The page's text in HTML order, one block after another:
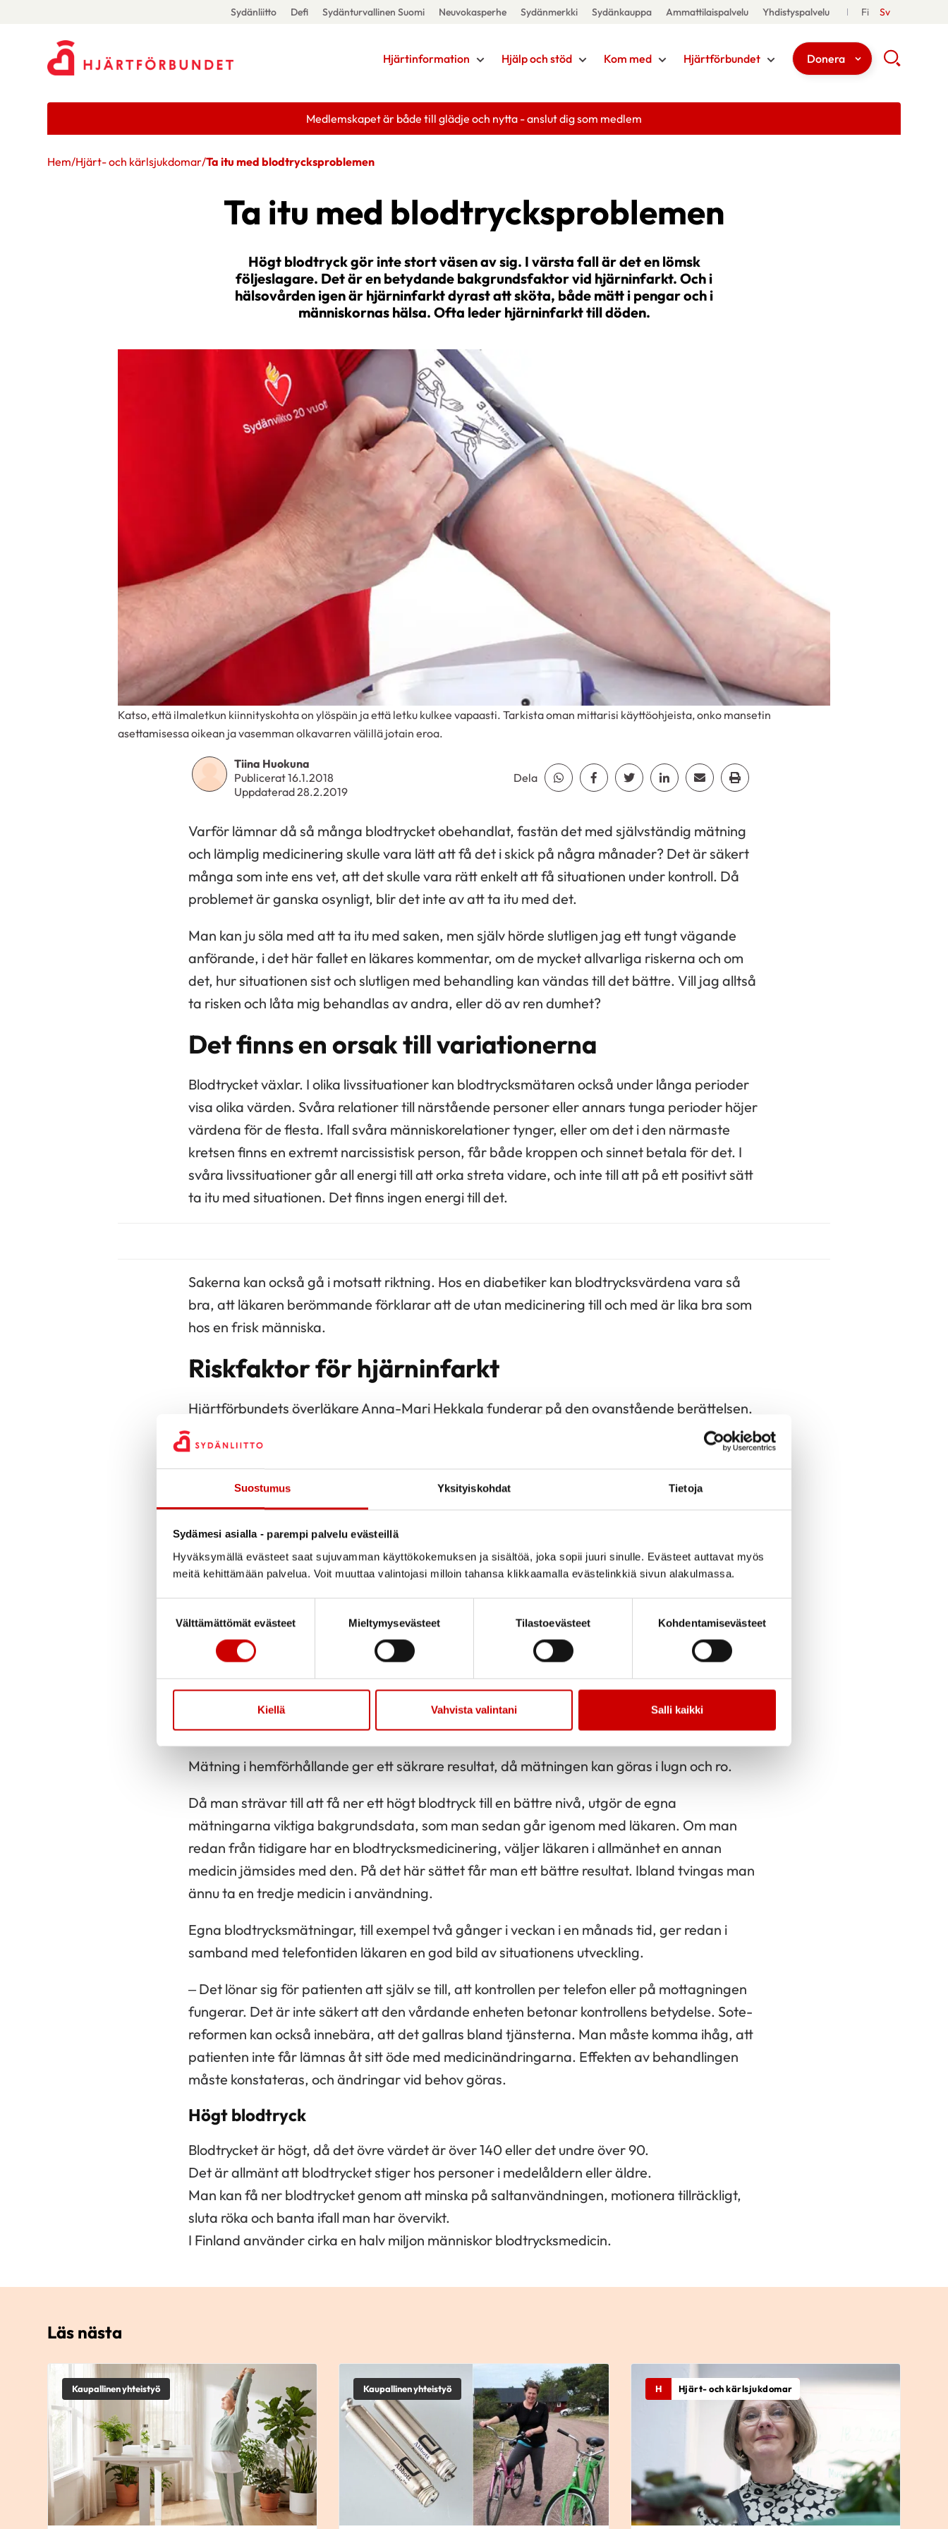
Suostumus Yksityiskohdat Tietoja
Sydämesi asialla - parempi palvelu evästeillä
Hyväksymällä evästeet saat sujuvamman käyttökokemuksen ja sisältöä, joka sopii juuri sinulle. Evästeet auttavat myös
meitä kehittämään palvelua. Voit muuttaa valintojasi milloin tahansa klikkaamalla evästelinkkiä sivun alakulmassa.
Välttämättömät evästeet
Mieltymysevästeet Tilastoevästeet Kohdentamisevästeet
Kiellä Vahvista valintani Salli kaikki
Sydänliitto Defi Sydänturvallinen Suomi Neuvokasperhe Sydänmerkki Sydänkauppa Ammattilaispalvelu Yhdistyspalvelu Fi Sv
Hjärtinformation Hjälp och stöd Kom med Hjärtförbundet Donera
Medlemskapet är både till glädje och nytta - anslut dig som medlem
Hem/Hjärt- och kärlsjukdomar/Ta itu med blodtrycksproblemen
Ta itu med blodtrycksproblemen
Högt blodtryck gör inte stort väsen av sig. I värsta fall är det en lömsk
följeslagare. Det är en betydande bakgrundsfaktor vid hjärninfarkt. Och i
hälsovården igen är hjärninfarkt dyrast att sköta, både mätt i pengar och i
människornas hälsa. Ofta leder hjärninfarkt till döden.
Tiina Huokuna
Publicerat 16.1.2018
Uppdaterad 28.2.2019
Dela Dela Whatsapp
Dela Facebook
Dela TwitterDela Linkedin
Dela EmailDela Print
Katso, että ilmaletkun kiinnityskohta on ylöspäin ja että letku kulkee vapaasti. Tarkista oman mittarisi käyttöohjeista, onko mansetin
asettamisessa oikean ja vasemman olkavarren välillä jotain eroa.
Varför lämnar då så många blodtrycket obehandlat, fastän det med självständig mätning
och lämplig medicinering skulle vara lätt att få det i skick på några månader? Det är säkert
många som inte ens vet, att det skulle vara rätt enkelt att få situationen under kontroll. Då
problemet är ganska osynligt, blir det inte av att ta itu med det.
Man kan ju söla med att ta itu med saken, men själv hörde slutligen jag ett tungt vägande
anförande, i det här fallet en läkares kommentar, om de mycket allvarliga riskerna och om
det, hur situationen sist och slutligen med behandling kan vändas till det bättre. Vill jag alltså
ta risken och låta mig behandlas av andra, eller dö av ren dumhet?
Det finns en orsak till variationerna
Blodtrycket växlar. I olika livssituationer kan blodtrycksmätaren också under långa perioder
visa olika värden. Svåra relationer till närstående personer eller annars tunga perioder höjer
värdena för de flesta. Ifall svåra människorelationer tynger, eller om det i den närmaste
kretsen finns en extremt narcissistisk person, får både kroppen och sinnet betala för det. I
svåra livssituationer går all energi till att orka streta vidare, och inte till att på ett positivt sätt
ta itu med situationen. Det finns ingen energi till det.
Sakerna kan också gå i motsatt riktning. Hos en diabetiker kan blodtrycksvärdena vara så
bra, att läkaren berömmande förklarar att de utan medicinering till och med är lika bra som
hos en frisk människa.
Riskfaktor för hjärninfarkt
Hjärtförbundets överläkare Anna-Mari Hekkala funderar på den ovanstående berättelsen.
– Ett obehandlat högt blodtryck ökar risken för hjärninfarkt. Och när det idag talas så
mycket om minnessjukdomar ska vi komma ihåg, att också vid minnessjukdomar utgör högt
blodtryck en risk. När till exempel en läkare tar upp högt blodtryck till diskussion, är det inte
för att skrämmas eller hota, utan det är fråga om en verklig fara. Den här faran syns i
omfattande statistiska data, där dessa saker, sambandet mellan högt blodtryck och
hjärninfarkt, framkommer. Högt blodtryck ökar dessutom risken för hjärtinfarkt och orsakar
rytmstörningar och hjärtsvikt.
Egna mätningar
Mätning av blodtrycket för eventuell justering av medicineringen kan man bra göra hemma,
med en blodtrycksmätare som skaffats för ändamålet. Man kan också besöka
hälsocentralen för att där låta mäta sitt blodtryck, men där är omgivningen ofta ganska
bullrig och inte tillräckligt lugn.
Mätning i hemförhållande ger ett säkrare resultat, då mätningen kan göras i lugn och ro.
Då man strävar till att få ner ett högt blodtryck till en bättre nivå, utgör de egna
mätningarna viktiga bakgrundsdata, som man sedan går igenom med läkaren. Om man
redan från tidigare har en blodtrycksmedicinering, väljer läkaren i allmänhet en annan
medicin jämsides med den. På det här sättet får man ett bättre resultat. Ibland tvingas man
ännu ta en tredje medicin i användning.
Egna blodtrycksmätningar, till exempel två gånger i veckan i en månads tid, ger redan i
samband med telefontiden läkaren en god bild av situationens utveckling.
– Det lönar sig för patienten att själv se till, att kontrollen per telefon eller på mottagningen
fungerar. Det är inte säkert att den vårdande enheten betonar kontrollens betydelse. Sote-
reformen kan också innebära, att det gallras bland tjänsterna. Man måste komma ihåg, att
patienten inte får lämnas åt sitt öde med medicinändringarna. Effekten av behandlingen
måste konstateras, och ändringar vid behov göras.
Högt blodtryck
Blodtrycket är högt, då det övre värdet är över 140 eller det undre över 90.
Det är allmänt att blodtrycket stiger hos personer i medelåldern eller äldre.
Man kan få ner blodtrycket genom att minska på saltanvändningen, motionera tillräckligt,
sluta röka och banta ifall man har övervikt.
I Finland använder cirka en halv miljon människor blodtrycksmedicin.
Läs nästa
Kaupallinen yhteistyö Kaupallinen yhteistyö H Hjärt- och kärlsjukdomar